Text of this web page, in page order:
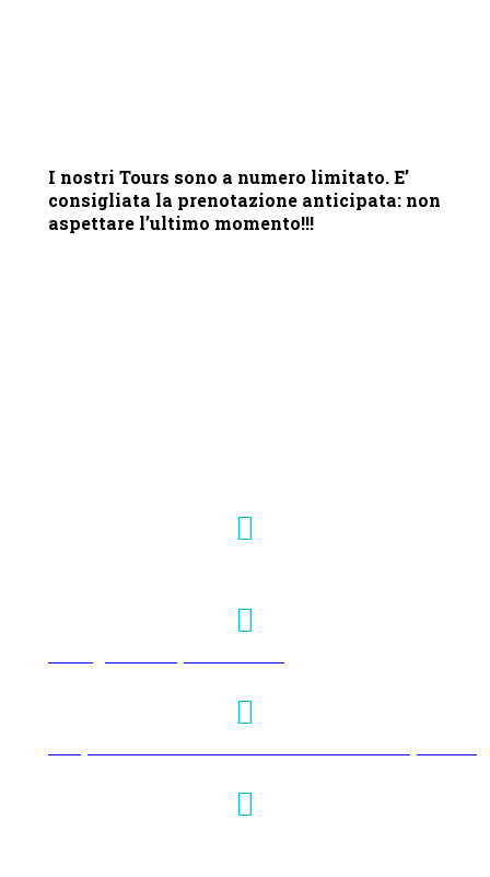
I nostri Tours sono a numero limitato. E’
consigliata la prenotazione anticipata: non
aspettare l’ultimo momento!!!